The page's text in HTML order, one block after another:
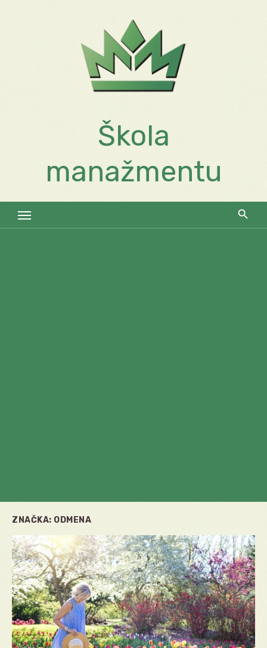
Škola
manažmentu
ZNAČKA: ODMENA